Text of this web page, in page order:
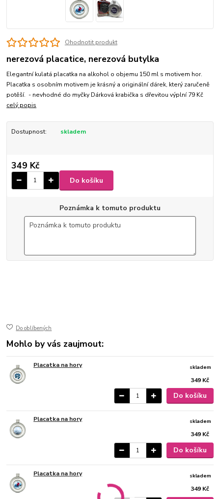
Ohodnotit produkt
nerezová placatice, nerezová butylka
Elegantní kulatá placatka na alkohol o objemu 150 ml s motivem hor.
Placatka s osobním motivem je krásný a originální dárek, který zaručeně
potěší. - nevhodné do myčky Dárková krabička s dřevitou výplní 79 Kč
celý popis
Dostupnost: skladem
349 Kč
Do košíku
Poznámka k tomuto produktu
Do oblíbených
Mohlo by vás zaujmout:
Placatka na hory
349 Kč
skladem
Do košíku
Placatka na hory
349 Kč
skladem
Do košíku
Placatka na hory
349 Kč
skladem